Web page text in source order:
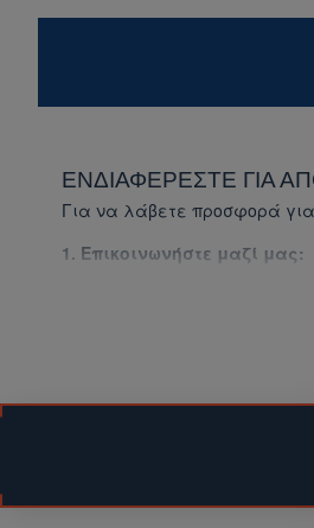
ΕΝΔΙΑΦΈΡΕΣΤΕ ΓΙΑ
Για να λάβετε προσφορά
1. Επικοινωνήστε μαζί μας:
Αναφέρετε το είδος
Θα σας στείλουμε